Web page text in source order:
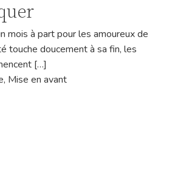
mois à part pour les amoureux de
touche doucement à sa fin, les
[…]
, Mise en avant